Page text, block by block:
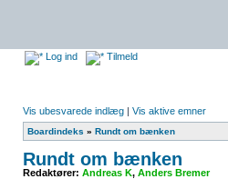
Log ind Tilmeld
Vis ubesvarede indlæg | Vis aktive emner
Boardindeks » Rundt om bænken
Rundt om bænken
Redaktører: Andreas K, Anders Bremer